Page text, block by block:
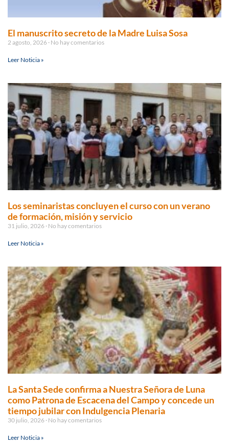
El manuscrito secreto de la Madre Luisa Sosa
2 agosto, 2026 No hay comentarios
Leer Noticia »
Los seminaristas concluyen el curso con un verano
de formación, misión y servicio
31 julio, 2026 No hay comentarios
Leer Noticia »
La Santa Sede confirma a Nuestra Señora de Luna
como Patrona de Escacena del Campo y concede un
tiempo jubilar con Indulgencia Plenaria
30 julio, 2026 No hay comentarios
Leer Noticia »